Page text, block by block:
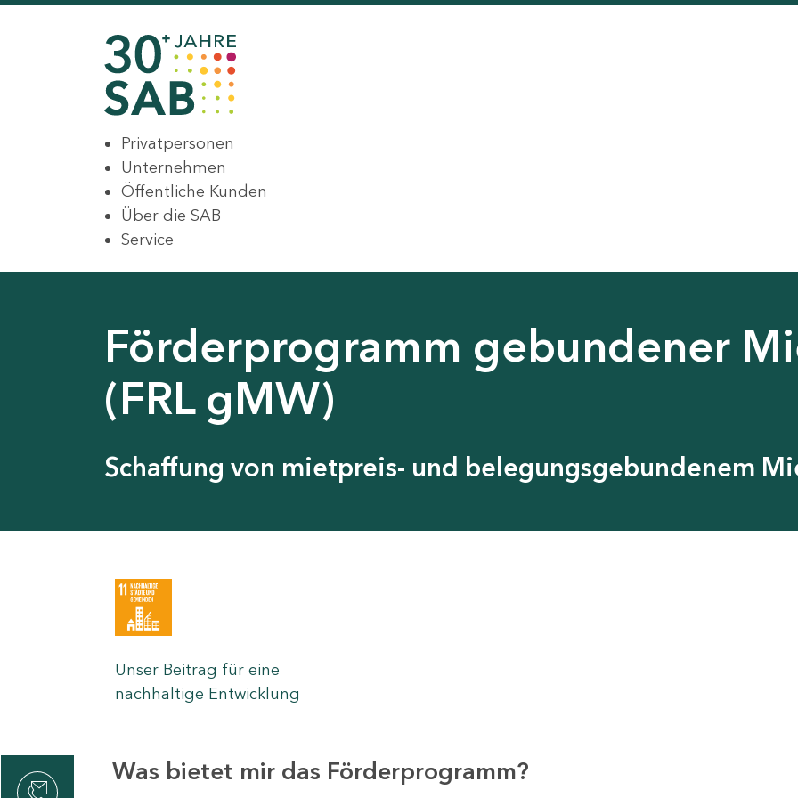
Privatpersonen
Unternehmen
Öffentliche Kunden
Über die SAB
Service
Förderprogramm gebundener
(FRL gMW)
Schaffung von mietpreis- und belegungsgebundenem
Unser Beitrag für eine
nachhaltige Entwicklung
Was bietet mir das Förderprogramm?